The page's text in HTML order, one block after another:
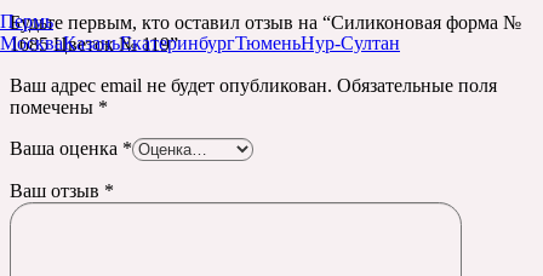
Пермь
МоскваКазаньЕкатеринбургТюменьНур-Султан
Будьте первым, кто оставил отзыв на “Силиконовая форма №
1685 Цветок № 119”
Ваш адрес email не будет опубликован. Обязательные поля
помечены *
Ваша оценка *
Ваш отзыв *